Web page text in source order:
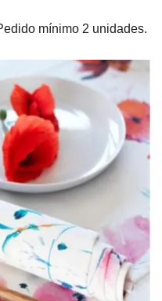
mínimo 2 unidades.